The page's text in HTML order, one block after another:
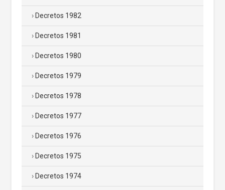
Decretos 1982
Decretos 1981
Decretos 1980
Decretos 1979
Decretos 1978
Decretos 1977
Decretos 1976
Decretos 1975
Decretos 1974